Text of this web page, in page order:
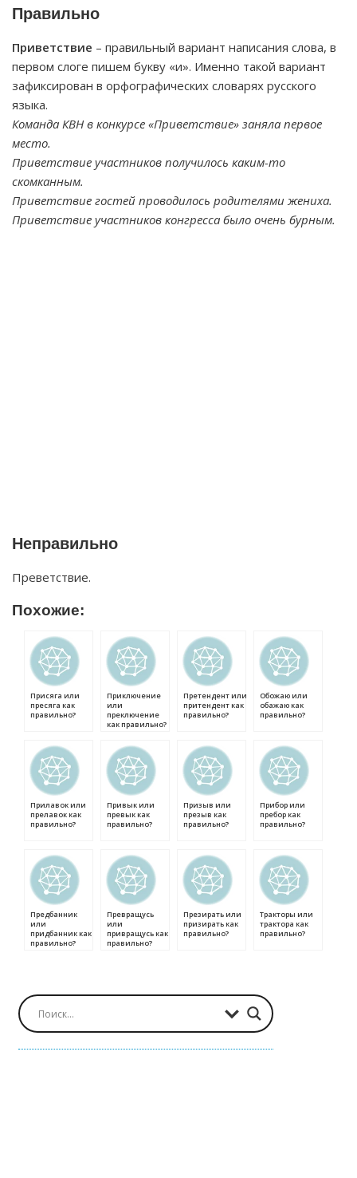
Правильно
Приветствие – правильный вариант написания слова, в
первом слоге пишем букву «и». Именно такой вариант
зафиксирован в орфографических словарях русского
языка.
Команда КВН в конкурсе «Приветствие» заняла первое
место.
Приветствие участников получилось каким-то
скомканным.
Приветствие гостей проводилось родителями жениха.
Приветствие участников конгресса было очень бурным.
Неправильно
Преветствие.
Похожие:
Присяга или
пресяга как
правильно?
Приключение
или
преключение
как правильно?
Претендент или
притендент как
правильно?
Обожаю или
обажаю как
правильно?
Прилавок или
прелавок как
правильно?
Привык или
превык как
правильно?
Призыв или
презыв как
правильно?
Прибор или
пребор как
правильно?
Предбанник
или
придбанник как
правильно?
Превращусь
или
привращусь как
правильно?
Презирать или
призирать как
правильно?
Тракторы или
трактора как
правильно?